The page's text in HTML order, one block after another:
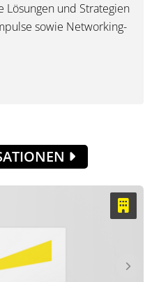
Lösungen und Strategien
sowie Networking-